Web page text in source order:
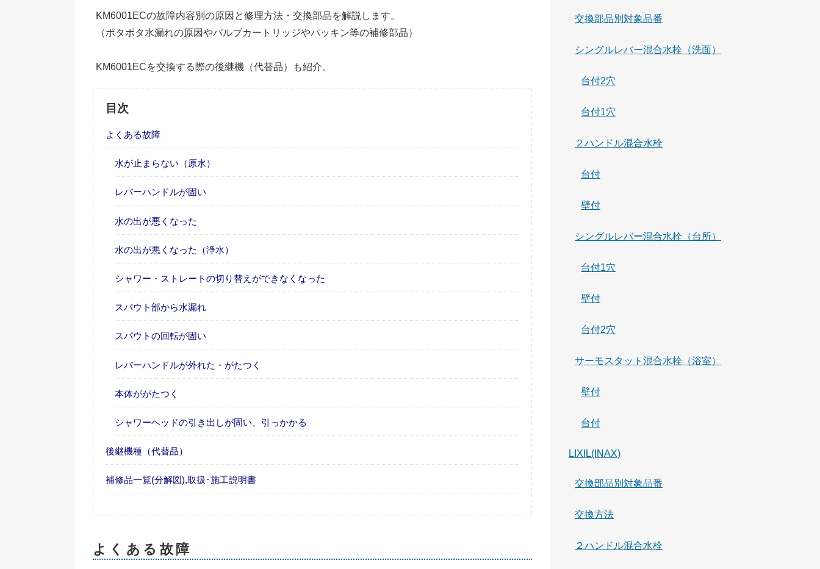
KM6001ECの故障内容別の原因と修理方法・交換部品を解説します。
（ポタポタ水漏れの原因やバルブカートリッジやパッキン等の補修部品）
KM6001ECを交換する際の後継機（代替品）も紹介。
目次
よくある故障
水が止まらない（原水）
レバーハンドルが固い
水の出が悪くなった
水の出が悪くなった（浄水）
シャワー・ストレートの切り替えができなくなった
スパウト部から水漏れ
スパウトの回転が固い
レバーハンドルが外れた・がたつく
本体ががたつく
シャワーヘッドの引き出しが固い、引っかかる
後継機種（代替品）
補修品一覧(分解図),取扱･施工説明書
よくある故障
交換部品別対象品番
シングルレバー混合水栓（洗面）
台付2穴
台付1穴
２ハンドル混合水栓
台付
壁付
シングルレバー混合水栓（台所）
台付1穴
壁付
台付2穴
サーモスタット混合水栓（浴室）
壁付
台付
LIXIL(INAX)
交換部品別対象品番
交換方法
２ハンドル混合水栓